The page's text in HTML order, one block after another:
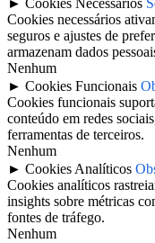
► Cookies Necessários
Cookies necessários
seguros e ajustes de
armazenam dados
Nenhum
► Cookies Funcionais
Cookies funcionais
conteúdo em redes
ferramentas de terceiros.
Nenhum
► Cookies Analíticos
Cookies analíticos
insights sobre métricas
fontes de tráfego.
Nenhum